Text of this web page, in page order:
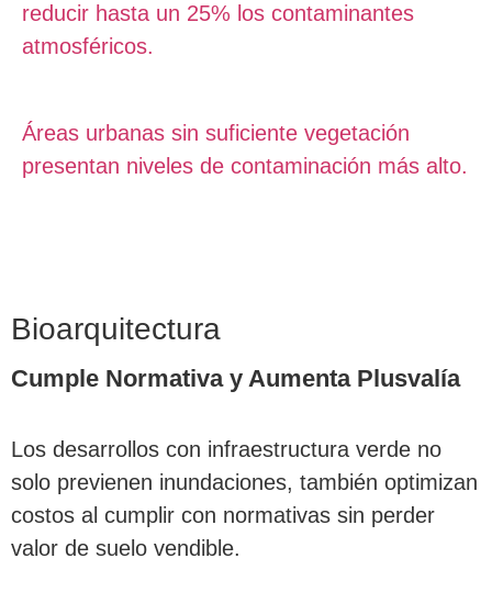
reducir hasta un 25% los contaminantes
atmosféricos.
Áreas urbanas sin suficiente vegetación
presentan niveles de contaminación más alto.
Bioarquitectura
Cumple Normativa y Aumenta Plusvalía
Los desarrollos con infraestructura verde no
solo previenen inundaciones, también optimizan
costos al cumplir con normativas sin perder
valor de suelo vendible.